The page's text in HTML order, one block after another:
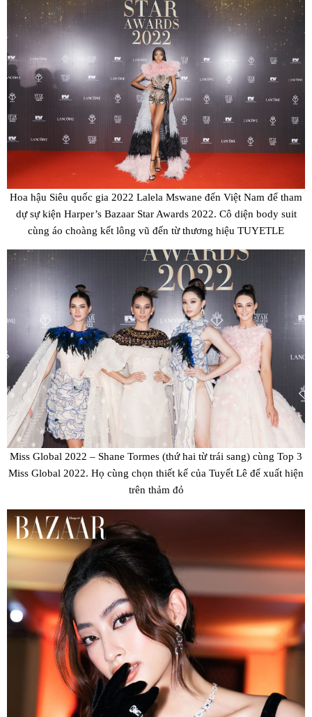
Hoa hậu Siêu quốc gia 2022 Lalela Mswane đến Việt Nam để tham
dự sự kiện Harper’s Bazaar Star Awards 2022. Cô diện body suit
cùng áo choàng kết lông vũ đến từ thương hiệu TUYETLE
Miss Global 2022 – Shane Tormes (thứ hai từ trái sang) cùng Top 3
Miss Global 2022. Họ cùng chọn thiết kế của Tuyết Lê để xuất hiện
trên thảm đỏ